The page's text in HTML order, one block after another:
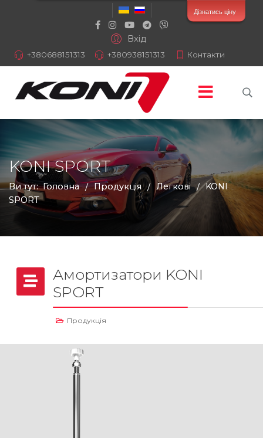
Вхід
+380688151313 +380938151313 Контакти
KONI SPORT
Ви тут: Головна / Продукція / Легкові / KONI
SPORT
Амортизатори KONI
SPORT
Продукція
Дізнатись ціну